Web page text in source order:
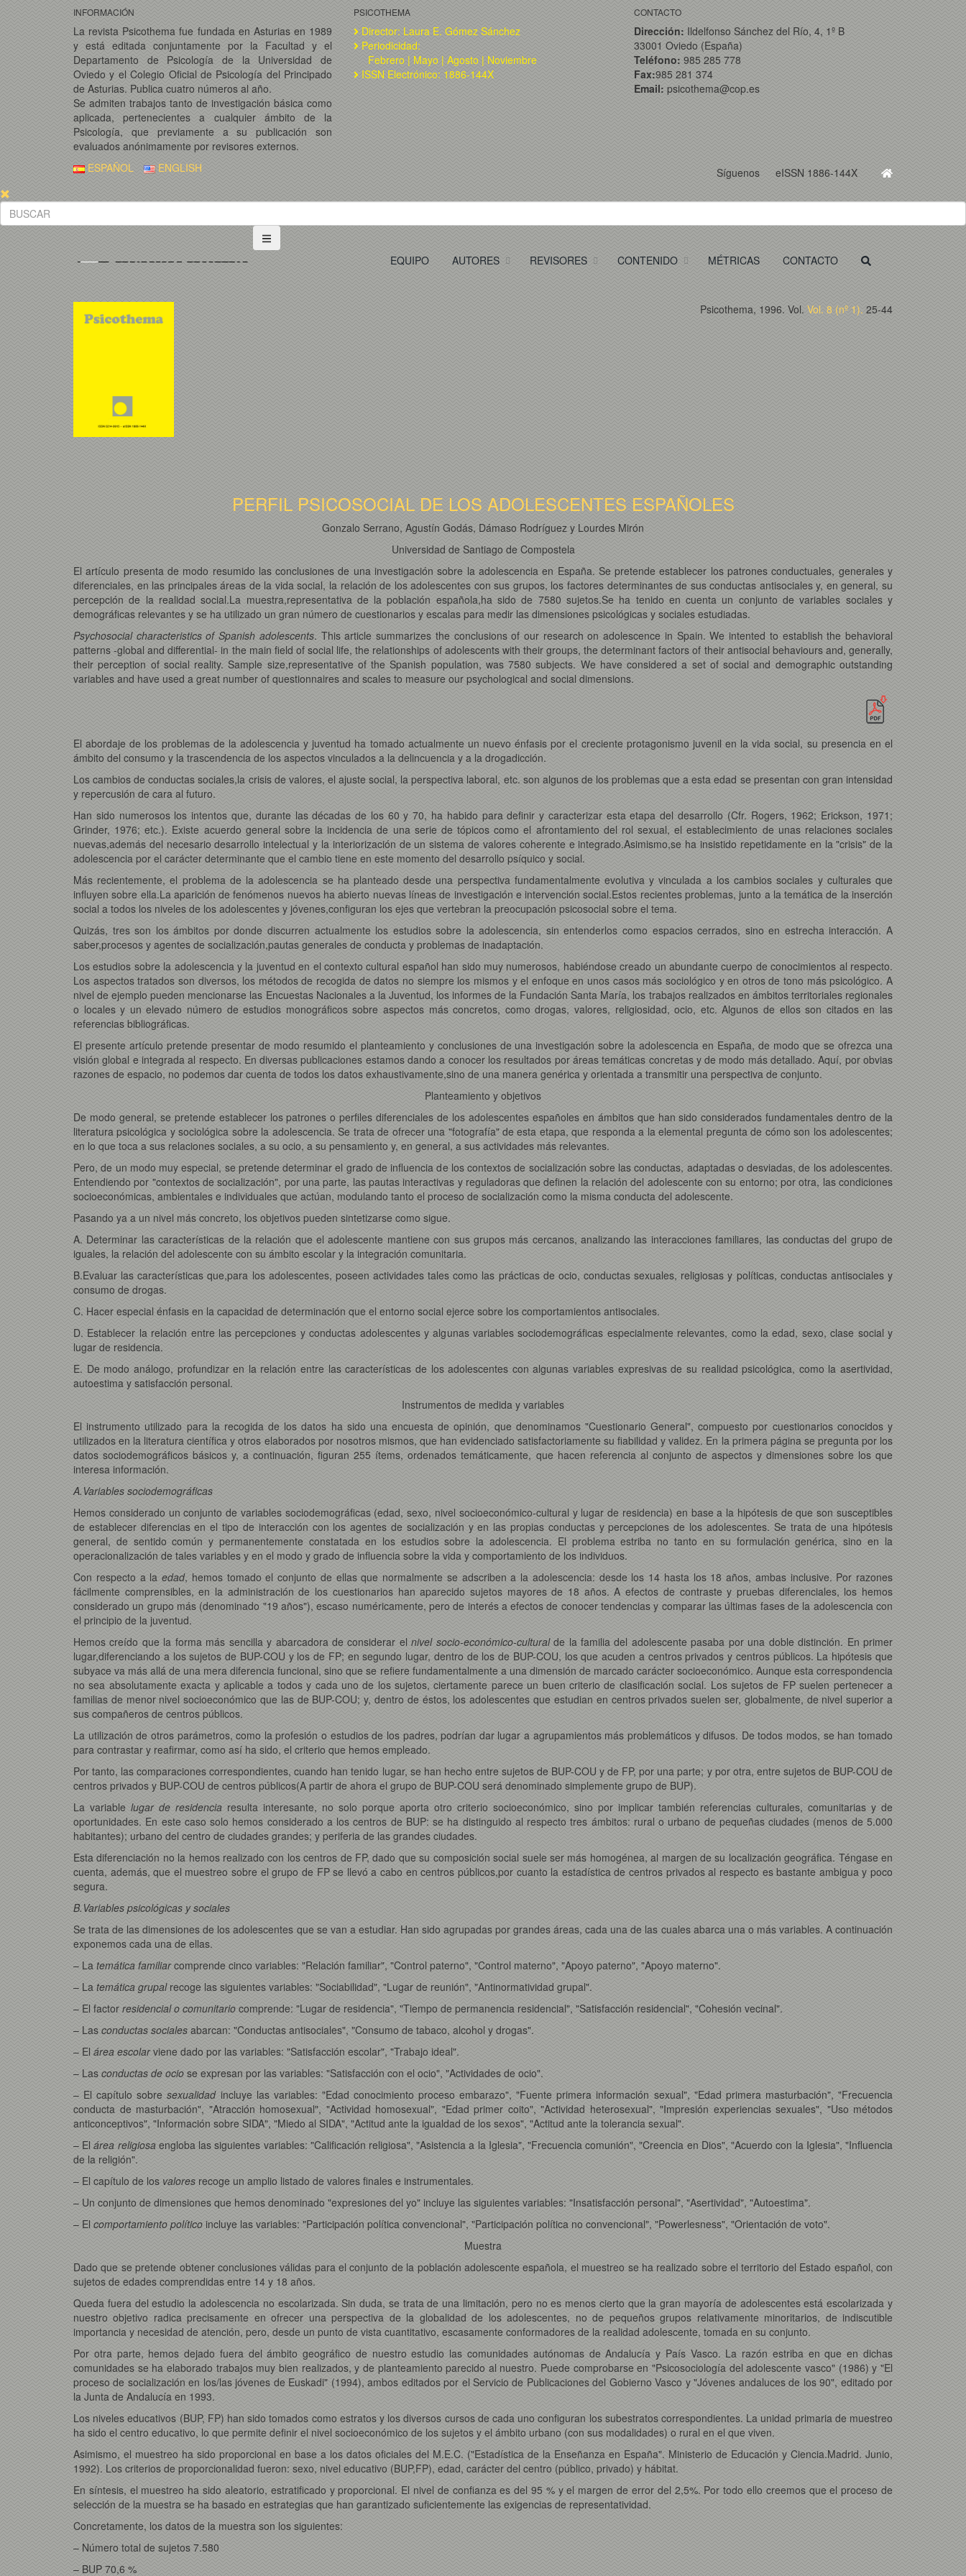
INFORMACIÓN
La revista Psicothema fue fundada en Asturias en 1989
y está editada conjuntamente por la Facultad y el
Departamento de Psicología de la Universidad de
Oviedo y el Colegio Oficial de Psicología del Principado
de Asturias. Publica cuatro números al año.
Se admiten trabajos tanto de investigación básica como
aplicada, pertenecientes a cualquier ámbito de la
Psicología, que previamente a su publicación son
evaluados anónimamente por revisores externos.
PSICOTHEMA
Director: Laura E. Gómez Sánchez
Periodicidad:
Febrero | Mayo | Agosto | Noviembre
ISSN Electrónico: 1886-144X
CONTACTO
Dirección: Ildelfonso Sánchez del Río, 4, 1º B
33001 Oviedo (España)
Teléfono: 985 285 778
Fax:985 281 374
Email: psicothema@cop.es
Síguenos eISSN 1886-144X
ESPAÑOL ENGLISH
EQUIPO AUTORES REVISORES CONTENIDO MÉTRICAS CONTACTO
Psicothema, 1996. Vol. Vol. 8 (nº 1). 25-44
PERFIL PSICOSOCIAL DE LOS ADOLESCENTES ESPAÑOLES
Gonzalo Serrano, Agustín Godás, Dámaso Rodríguez y Lourdes Mirón
Universidad de Santiago de Compostela
El artículo presenta de modo resumido las conclusiones de una investigación sobre la adolescencia en España. Se pretende establecer los patrones conductuales, generales y
diferenciales, en las principales áreas de la vida social, la relación de los adolescentes con sus grupos, los factores determinantes de sus conductas antisociales y, en general, su
percepción de la realidad social.La muestra,representativa de la población española,ha sido de 7580 sujetos.Se ha tenido en cuenta un conjunto de variables sociales y
demográficas relevantes y se ha utilizado un gran número de cuestionarios y escalas para medir las dimensiones psicológicas y sociales estudiadas.
Psychosocial characteristics of Spanish adolescents. This article summarizes the conclusions of our research on adolescence in Spain. We intented to establish the behavioral
patterns -global and differential- in the main field of social life, the relationships of adolescents with their groups, the determinant factors of their antisocial behaviours and, generally,
their perception of social reality. Sample size,representative of the Spanish population, was 7580 subjects. We have considered a set of social and demographic outstanding
variables and have used a great number of questionnaires and scales to measure our psychological and social dimensions.
El abordaje de los problemas de la adolescencia y juventud ha tomado actualmente un nuevo énfasis por el creciente protagonismo juvenil en la vida social, su presencia en el
ámbito del consumo y la trascendencia de los aspectos vinculados a la delincuencia y a la drogadicción.
Los cambios de conductas sociales,la crisis de valores, el ajuste social, la perspectiva laboral, etc. son algunos de los problemas que a esta edad se presentan con gran intensidad
y repercusión de cara al futuro.
Han sido numerosos los intentos que, durante las décadas de los 60 y 70, ha habido para definir y caracterizar esta etapa del desarrollo (Cfr. Rogers, 1962; Erickson, 1971;
Grinder, 1976; etc.). Existe acuerdo general sobre la incidencia de una serie de tópicos como el afrontamiento del rol sexual, el establecimiento de unas relaciones sociales
nuevas,además del necesario desarrollo intelectual y la interiorización de un sistema de valores coherente e integrado.Asimismo,se ha insistido repetidamente en la "crisis" de la
adolescencia por el carácter determinante que el cambio tiene en este momento del desarrollo psíquico y social.
Más recientemente, el problema de la adolescencia se ha planteado desde una perspectiva fundamentalmente evolutiva y vinculada a los cambios sociales y culturales que
influyen sobre ella.La aparición de fenómenos nuevos ha abierto nuevas líneas de investigación e intervención social.Estos recientes problemas, junto a la temática de la inserción
social a todos los niveles de los adolescentes y jóvenes,configuran los ejes que vertebran la preocupación psicosocial sobre el tema.
Quizás, tres son los ámbitos por donde discurren actualmente los estudios sobre la adolescencia, sin entenderlos como espacios cerrados, sino en estrecha interacción. A
saber,procesos y agentes de socialización,pautas generales de conducta y problemas de inadaptación.
Los estudios sobre la adolescencia y la juventud en el contexto cultural español han sido muy numerosos, habiéndose creado un abundante cuerpo de conocimientos al respecto.
Los aspectos tratados son diversos, los métodos de recogida de datos no siempre los mismos y el enfoque en unos casos más sociológico y en otros de tono más psicológico. A
nivel de ejemplo pueden mencionarse las Encuestas Nacionales a la Juventud, los informes de la Fundación Santa María, los trabajos realizados en ámbitos territoriales regionales
o locales y un elevado número de estudios monográficos sobre aspectos más concretos, como drogas, valores, religiosidad, ocio, etc. Algunos de ellos son citados en las
referencias bibliográficas.
El presente artículo pretende presentar de modo resumido el planteamiento y conclusiones de una investigación sobre la adolescencia en España, de modo que se ofrezca una
visión global e integrada al respecto. En diversas publicaciones estamos dando a conocer los resultados por áreas temáticas concretas y de modo más detallado. Aquí, por obvias
razones de espacio, no podemos dar cuenta de todos los datos exhaustivamente,sino de una manera genérica y orientada a transmitir una perspectiva de conjunto.
Planteamiento y objetivos
De modo general, se pretende establecer los patrones o perfiles diferenciales de los adolescentes españoles en ámbitos que han sido considerados fundamentales dentro de la
literatura psicológica y sociológica sobre la adolescencia. Se trata de ofrecer una "fotografía" de esta etapa, que responda a la elemental pregunta de cómo son los adolescentes;
en lo que toca a sus relaciones sociales, a su ocio, a su pensamiento y, en general, a sus actividades más relevantes.
Pero, de un modo muy especial, se pretende determinar el grado de influencia de los contextos de socialización sobre las conductas, adaptadas o desviadas, de los adolescentes.
Entendiendo por "contextos de socialización", por una parte, las pautas interactivas y reguladoras que definen la relación del adolescente con su entorno; por otra, las condiciones
socioeconómicas, ambientales e individuales que actúan, modulando tanto el proceso de socialización como la misma conducta del adolescente.
Pasando ya a un nivel más concreto, los objetivos pueden sintetizarse como sigue.
A. Determinar las características de la relación que el adolescente mantiene con sus grupos más cercanos, analizando las interacciones familiares, las conductas del grupo de
iguales, la relación del adolescente con su ámbito escolar y la integración comunitaria.
B.Evaluar las características que,para los adolescentes, poseen actividades tales como las prácticas de ocio, conductas sexuales, religiosas y políticas, conductas antisociales y
consumo de drogas.
C. Hacer especial énfasis en la capacidad de determinación que el entorno social ejerce sobre los comportamientos antisociales.
D. Establecer la relación entre las percepciones y conductas adolescentes y algunas variables sociodemográficas especialmente relevantes, como la edad, sexo, clase social y
lugar de residencia.
E. De modo análogo, profundizar en la relación entre las características de los adolescentes con algunas variables expresivas de su realidad psicológica, como la asertividad,
autoestima y satisfacción personal.
Instrumentos de medida y variables
El instrumento utilizado para la recogida de los datos ha sido una encuesta de opinión, que denominamos "Cuestionario General", compuesto por cuestionarios conocidos y
utilizados en la literatura científica y otros elaborados por nosotros mismos, que han evidenciado satisfactoriamente su fiabilidad y validez. En la primera página se pregunta por los
datos sociodemográficos básicos y, a continuación, figuran 255 ítems, ordenados temáticamente, que hacen referencia al conjunto de aspectos y dimensiones sobre los que
interesa información.
A.Variables sociodemográficas
Hemos considerado un conjunto de variables sociodemográficas (edad, sexo, nivel socioeconómico-cultural y lugar de residencia) en base a la hipótesis de que son susceptibles
de establecer diferencias en el tipo de interacción con los agentes de socialización y en las propias conductas y percepciones de los adolescentes. Se trata de una hipótesis
general, de sentido común y permanentemente constatada en los estudios sobre la adolescencia. El problema estriba no tanto en su formulación genérica, sino en la
operacionalización de tales variables y en el modo y grado de influencia sobre la vida y comportamiento de los individuos.
Con respecto a la edad, hemos tomado el conjunto de ellas que normalmente se adscriben a la adolescencia: desde los 14 hasta los 18 años, ambas inclusive. Por razones
fácilmente comprensibles, en la administración de los cuestionarios han aparecido sujetos mayores de 18 años. A efectos de contraste y pruebas diferenciales, los hemos
considerado un grupo más (denominado "19 años"), escaso numéricamente, pero de interés a efectos de conocer tendencias y comparar las últimas fases de la adolescencia con
el principio de la juventud.
Hemos creído que la forma más sencilla y abarcadora de considerar elnivel socio-económico-culturalde la familia del adolescente pasaba por una doble distinción. En primer
lugar,diferenciando a los sujetos de BUP-COU y los de FP; en segundo lugar, dentro de los de BUP-COU, los que acuden a centros privados y centros públicos. La hipótesis que
subyace va más allá de una mera diferencia funcional, sino que se refiere fundamentalmente a una dimensión de marcado carácter socioeconómico. Aunque esta correspondencia
no sea absolutamente exacta y aplicable a todos y cada uno de los sujetos, ciertamente parece un buen criterio de clasificación social. Los sujetos de FP suelen pertenecer a
familias de menor nivel socioeconómico que las de BUP-COU; y, dentro de éstos, los adolescentes que estudian en centros privados suelen ser, globalmente, de nivel superior a
sus compañeros de centros públicos.
La utilización de otros parámetros, como la profesión o estudios de los padres, podrían dar lugar a agrupamientos más problemáticos y difusos. De todos modos, se han tomado
para contrastar y reafirmar, como así ha sido, el criterio que hemos empleado.
Por tanto, las comparaciones correspondientes, cuando han tenido lugar, se han hecho entre sujetos de BUP-COU y de FP, por una parte; y por otra, entre sujetos de BUP-COU de
centros privados y BUP-COU de centros públicos(A partir de ahora el grupo de BUP-COU será denominado simplemente grupo de BUP).
La variable lugar de residencia resulta interesante, no solo porque aporta otro criterio socioeconómico, sino por implicar también referencias culturales, comunitarias y de
oportunidades. En este caso solo hemos considerado a los centros de BUP: se ha distinguido al respecto tres ámbitos: rural o urbano de pequeñas ciudades (menos de 5.000
habitantes); urbano del centro de ciudades grandes; y periferia de las grandes ciudades.
Esta diferenciación no la hemos realizado con los centros de FP, dado que su composición social suele ser más homogénea, al margen de su localización geográfica. Téngase en
cuenta, además, que el muestreo sobre el grupo de FP se llevó a cabo en centros públicos,por cuanto la estadística de centros privados al respecto es bastante ambigua y poco
segura.
B.Variables psicológicas y sociales
Se trata de las dimensiones de los adolescentes que se van a estudiar. Han sido agrupadas por grandes áreas, cada una de las cuales abarca una o más variables. A continuación
exponemos cada una de ellas.
– La temática familiarcomprende cinco variables: "Relación familiar", "Control paterno", "Control materno", "Apoyo paterno", "Apoyo materno".
– La temática grupalrecoge las siguientes variables: "Sociabilidad", "Lugar de reunión", "Antinormatividad grupal".
– El factor residencial o comunitario comprende: "Lugar de residencia", "Tiempo de permanencia residencial", "Satisfacción residencial", "Cohesión vecinal".
– Las conductas sociales abarcan: "Conductas antisociales", "Consumo de tabaco, alcohol y drogas".
– El área escolarviene dado por las variables: "Satisfacción escolar", "Trabajo ideal".
– Las conductas de ocio se expresan por las variables: "Satisfacción con el ocio", "Actividades de ocio".
– El capítulo sobresexualidadincluye las variables: "Edad conocimiento proceso embarazo", "Fuente primera información sexual", "Edad primera masturbación", "Frecuencia
conducta de masturbación", "Atracción homosexual", "Actividad homosexual", "Edad primer coito", "Actividad heterosexual", "Impresión experiencias sexuales", "Uso métodos
anticonceptivos", "Información sobre SIDA", "Miedo al SIDA", "Actitud ante la igualdad de los sexos", "Actitud ante la tolerancia sexual".
– Elárea religiosa engloba las siguientes variables: "Calificación religiosa", "Asistencia a la Iglesia", "Frecuencia comunión", "Creencia en Dios", "Acuerdo con la Iglesia", "Influencia
de la religión".
– El capítulo de los valores recoge un amplio listado de valores finales e instrumentales.
– Un conjunto de dimensiones que hemos denominado "expresiones del yo" incluye las siguientes variables: "Insatisfacción personal", "Asertividad", "Autoestima".
– El comportamiento político incluye las variables: "Participación política convencional", "Participación política no convencional", "Powerlesness", "Orientación de voto".
Muestra
Dado que se pretende obtener conclusiones válidas para el conjunto de la población adolescente española, el muestreo se ha realizado sobre el territorio del Estado español, con
sujetos de edades comprendidas entre 14 y 18 años.
Queda fuera del estudio la adolescencia no escolarizada. Sin duda, se trata de una limitación, pero no es menos cierto que la gran mayoría de adolescentes está escolarizada y
nuestro objetivo radica precisamente en ofrecer una perspectiva de la globalidad de los adolescentes, no de pequeños grupos relativamente minoritarios, de indiscutible
importancia y necesidad de atención, pero, desde un punto de vista cuantitativo, escasamente conformadores de la realidad adolescente, tomada en su conjunto.
Por otra parte, hemos dejado fuera del ámbito geográfico de nuestro estudio las comunidades autónomas de Andalucía y País Vasco. La razón estriba en que en dichas
comunidades se ha elaborado trabajos muy bien realizados, y de planteamiento parecido al nuestro. Puede comprobarse en "Psicosociología del adolescente vasco" (1986) y "El
proceso de socialización en los/las jóvenes de Euskadi" (1994), ambos editados por el Servicio de Publicaciones del Gobierno Vasco y "Jóvenes andaluces de los 90", editado por
la Junta de Andalucía en 1993.
Los niveles educativos (BUP, FP) han sido tomados como estratos y los diversos cursos de cada uno configuran los subestratos correspondientes. La unidad primaria de muestreo
ha sido el centro educativo, lo que permite definir el nivel socioeconómico de los sujetos y el ámbito urbano (con sus modalidades) o rural en el que viven.
Asimismo, el muestreo ha sido proporcional en base a los datos oficiales del M.E.C. ("Estadística de la Enseñanza en España". Ministerio de Educación y Ciencia.Madrid. Junio,
1992). Los criterios de proporcionalidad fueron: sexo, nivel educativo (BUP,FP), edad, carácter del centro (público, privado) y hábitat.
En síntesis, el muestreo ha sido aleatorio, estratificado y proporcional. El nivel de confianza es del 95 % y el margen de error del 2,5%. Por todo ello creemos que el proceso de
selección de la muestra se ha basado en estrategias que han garantizado suficientemente las exigencias de representatividad.
Concretamente, los datos de la muestra son los siguientes:
– Número total de sujetos 7.580
– BUP 70,6 %